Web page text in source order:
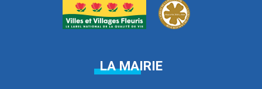
LA MAIRIE